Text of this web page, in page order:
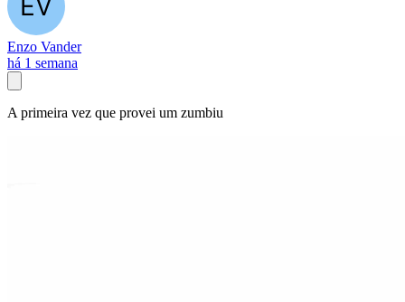
Enzo Vander
há 1 semana
A primeira vez que provei um zumbiu